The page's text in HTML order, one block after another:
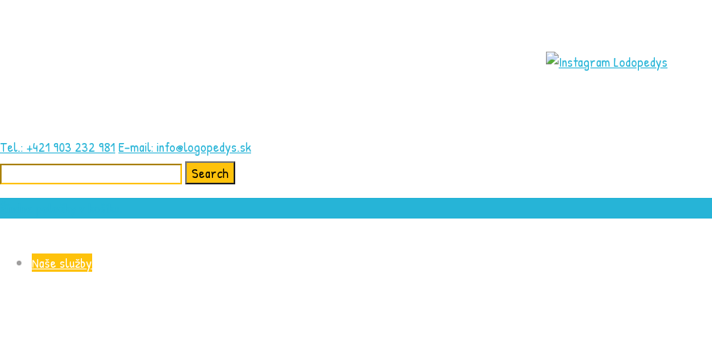
Tel.: +421 903 232 981 E-mail: info@logopedys.sk
Search
Naše služby